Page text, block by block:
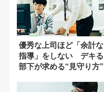
優秀な上司ほど「余計な
指導」をしない デキる
部下が求める“見守り方”